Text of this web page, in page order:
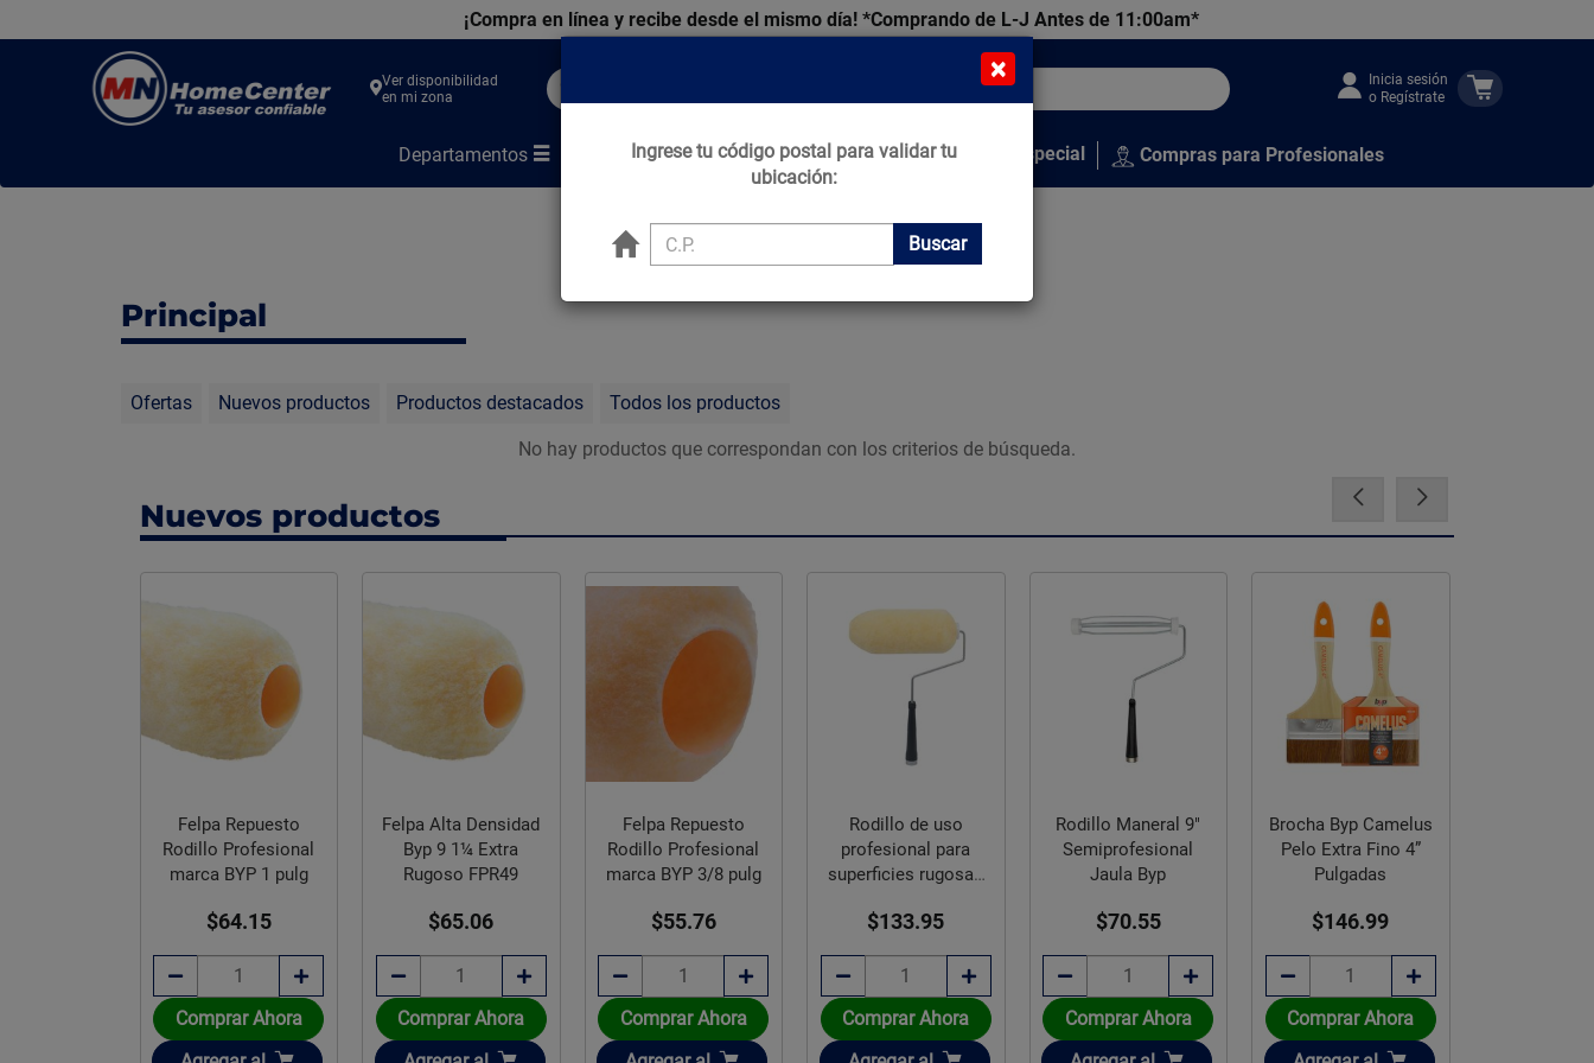
¡Compra en línea y recibe desde el mismo día! *Comprando de L-J Antes de 11:00am*
Center
Ver disponibilidad
en mi zona
Inicia sesión
o Regístrate
Departamentos Marcas Tips que Construyen Venta Especial Compras para Profesionales
Principal
Ofertas Nuevos productos Productos destacados Todos los productos
No hay productos que correspondan con los criterios de búsqueda.
Nuevos productos
Felpa Repuesto
Rodillo Profesional
marca BYP 1 pulg
$64.15
Comprar Ahora
Felpa Alta Densidad
Byp 9 1¼ Extra
Rugoso FPR49
$65.06
Comprar Ahora
Felpa Repuesto
Rodillo Profesional
marca BYP 3/8 pulg
$55.76
Comprar Ahora
Rodillo de uso
profesional para
superficies rugosas
$133.95
Comprar Ahora
Rodillo Maneral 9"
Semiprofesional
Jaula Byp
$70.55
Comprar Ahora
Brocha Byp Camelus
Pelo Extra Fino 4”
Pulgadas
$146.99
Comprar Ahora
×
Ingrese tu código postal para validar tu
ubicación:
Buscar